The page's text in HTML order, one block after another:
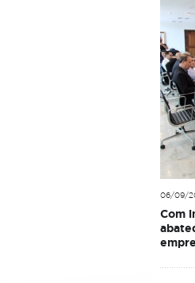
06/09/
Com